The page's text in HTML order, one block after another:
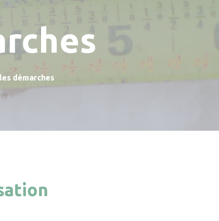
démarches